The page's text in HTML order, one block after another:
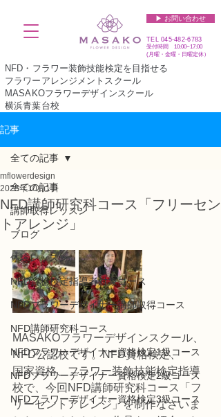
▶︎ お問い合わせ
TEL045-482-6783
受付時間 10:00~17:00​​​
(​月曜・金曜・日曜定休）
NFD・フラワー装飾技能検定を目指せる
フラワーアレンジメントスクール
MASAKOフラワーデザインスクール
横浜青葉台校
記事
全ての記事
講師取得レッスン
ブログ
体験レッスン
NFD資格検定指導者対象コース
NFDフラワーデザイナー講師取得コース
NFD講師研究科コース
NFDフラワーデザイナー資格検定1級コース
NFDフラワーデザイナー資格検定2級コース
NFDフラワーデザイナー資格検定3級コース
全ての記事
NFD講師研究科コース「フリーセン
トアレンジ」
mflowerdesign
2025年10月1日
MASAKOフラワーデザインスクール、
NFD公認校です。NFD資格検定、
国家資格、フラワー装飾技能検定指導
校で、今回NFD講師研究科コース「フ
リーセントアレンジ」を制作なさいま